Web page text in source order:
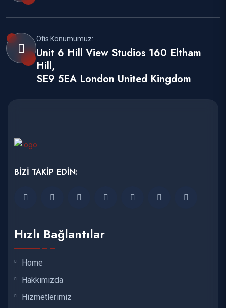
Ofis Konumumuz:
Unit 6 Hill View Studios 160 Eltham
Hill,
SE9 5EA London United Kingdom
BİZİ TAKİP EDİN:
Hızlı Bağlantılar
Home
Hakkımızda
Hizmetlerimiz